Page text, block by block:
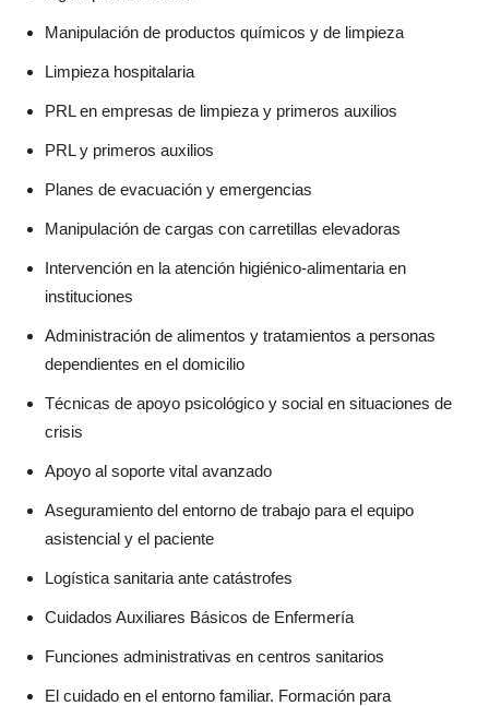
Manipulación de productos químicos y de limpieza
Limpieza hospitalaria
PRL en empresas de limpieza y primeros auxilios
PRL y primeros auxilios
Planes de evacuación y emergencias
Manipulación de cargas con carretillas elevadoras
Intervención en la atención higiénico-alimentaria en
instituciones
Administración de alimentos y tratamientos a personas
dependientes en el domicilio
Técnicas de apoyo psicológico y social en situaciones de
crisis
Apoyo al soporte vital avanzado
Aseguramiento del entorno de trabajo para el equipo
asistencial y el paciente
Logística sanitaria ante catástrofes
Cuidados Auxiliares Básicos de Enfermería
Funciones administrativas en centros sanitarios
El cuidado en el entorno familiar. Formación para